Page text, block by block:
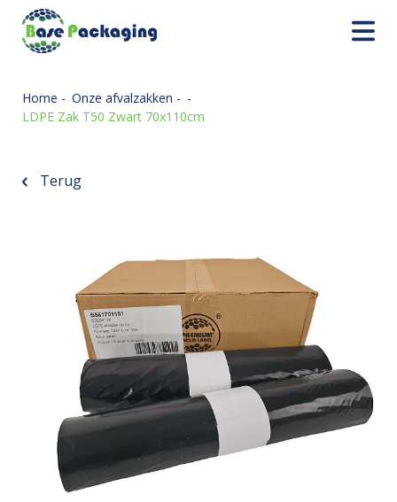
Onze zakken
Over ons
Home - Onze afvalzakken - -
LDPE Zak T50 Zwart 70x110cm
Terug